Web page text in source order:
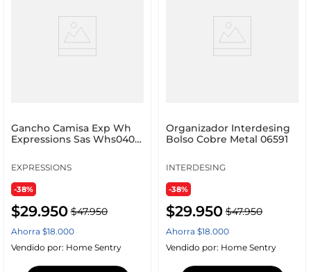
Gancho Camisa Exp Wh
Expressions Sas Whs040
EXPRESSIONS
-38%
$29.950 $47.950
Ahorra $18.000
Vendido por: Home Sentry
Organizador Interdesing
Bolso Cobre Metal 06591
INTERDESING
-38%
$29.950 $47.950
Ahorra $18.000
Vendido por: Home Sentry